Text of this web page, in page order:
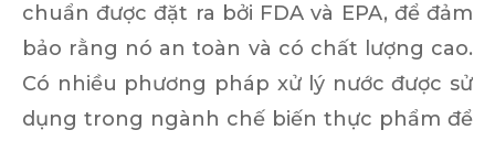
chuẩn được đặt ra bởi FDA và EPA, để đảm
bảo rằng nó an toàn và có chất lượng cao.
Có nhiều phương pháp xử lý nước được sử
dụng trong ngành chế biến thực phẩm để